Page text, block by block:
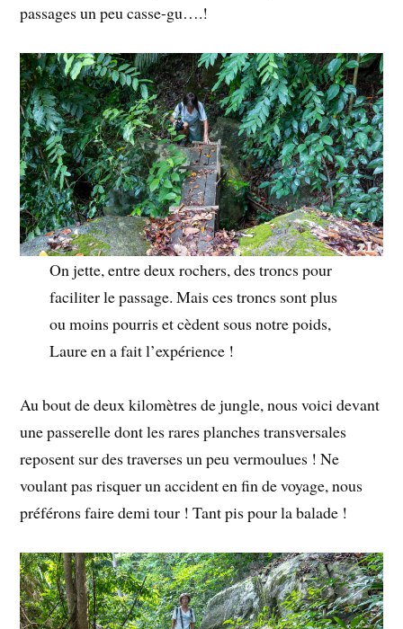
passages un peu casse-gu….!
On jette, entre deux rochers, des troncs pour
faciliter le passage. Mais ces troncs sont plus
ou moins pourris et cèdent sous notre poids,
Laure en a fait l’expérience !
Au bout de deux kilomètres de jungle, nous voici devant
une passerelle dont les rares planches transversales
reposent sur des traverses un peu vermoulues ! Ne
voulant pas risquer un accident en fin de voyage, nous
préférons faire demi tour ! Tant pis pour la balade !